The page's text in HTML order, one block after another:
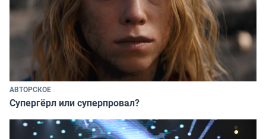
АВТОРСКОЕ
Супергёрл или суперпровал?